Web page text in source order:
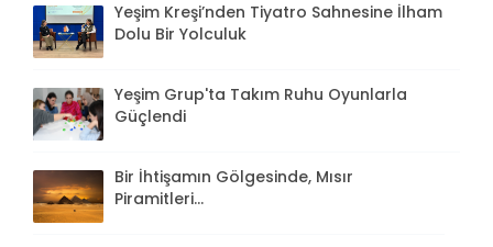
Yeşim Kreşi’nden Tiyatro Sahnesine İlham
Dolu Bir Yolculuk
Yeşim Grup'ta Takım Ruhu Oyunlarla
Güçlendi
Bir İhtişamın Gölgesinde, Mısır
Piramitleri...